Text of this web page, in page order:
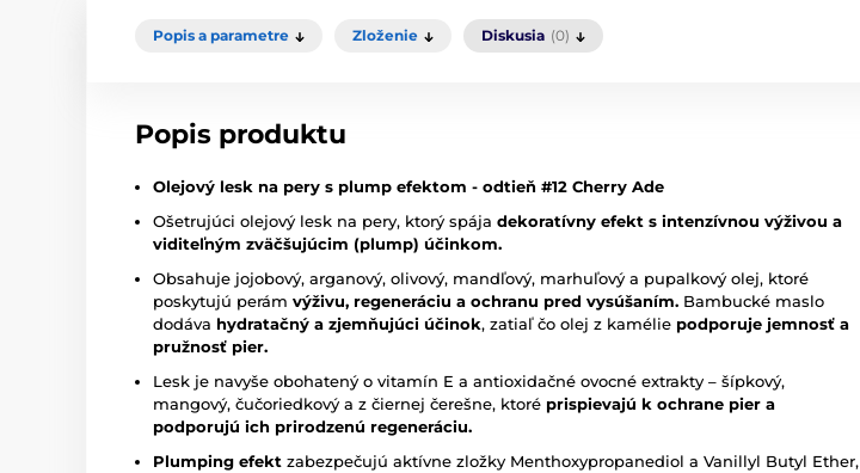
Popis a parametre Zloženie Diskusia (0)
Popis produktu
Olejový lesk na pery s plump efektom - odtieň #12 Cherry Ade
Ošetrujúci olejový lesk na pery, ktorý spája dekoratívny efekt s intenzívnou výživou a
viditeľným zväčšujúcim (plump) účinkom.
Obsahuje jojobový, arganový, olivový, mandľový, marhuľový a pupalkový olej, ktoré
poskytujú perám výživu, regeneráciu a ochranu pred vysúšaním. Bambucké maslo
dodáva hydratačný a zjemňujúci účinok, zatiaľ čo olej z kamélie podporuje jemnosť a
pružnosť pier.
Lesk je navyše obohatený o vitamín E a antioxidačné ovocné extrakty – šípkový,
mangový, čučoriedkový a z čiernej čerešne, ktoré prispievajú k ochrane pier a
podporujú ich prirodzenú regeneráciu.
Plumping efekt zabezpečujú aktívne zložky Menthoxypropanediol a Vanillyl Butyl Ether,